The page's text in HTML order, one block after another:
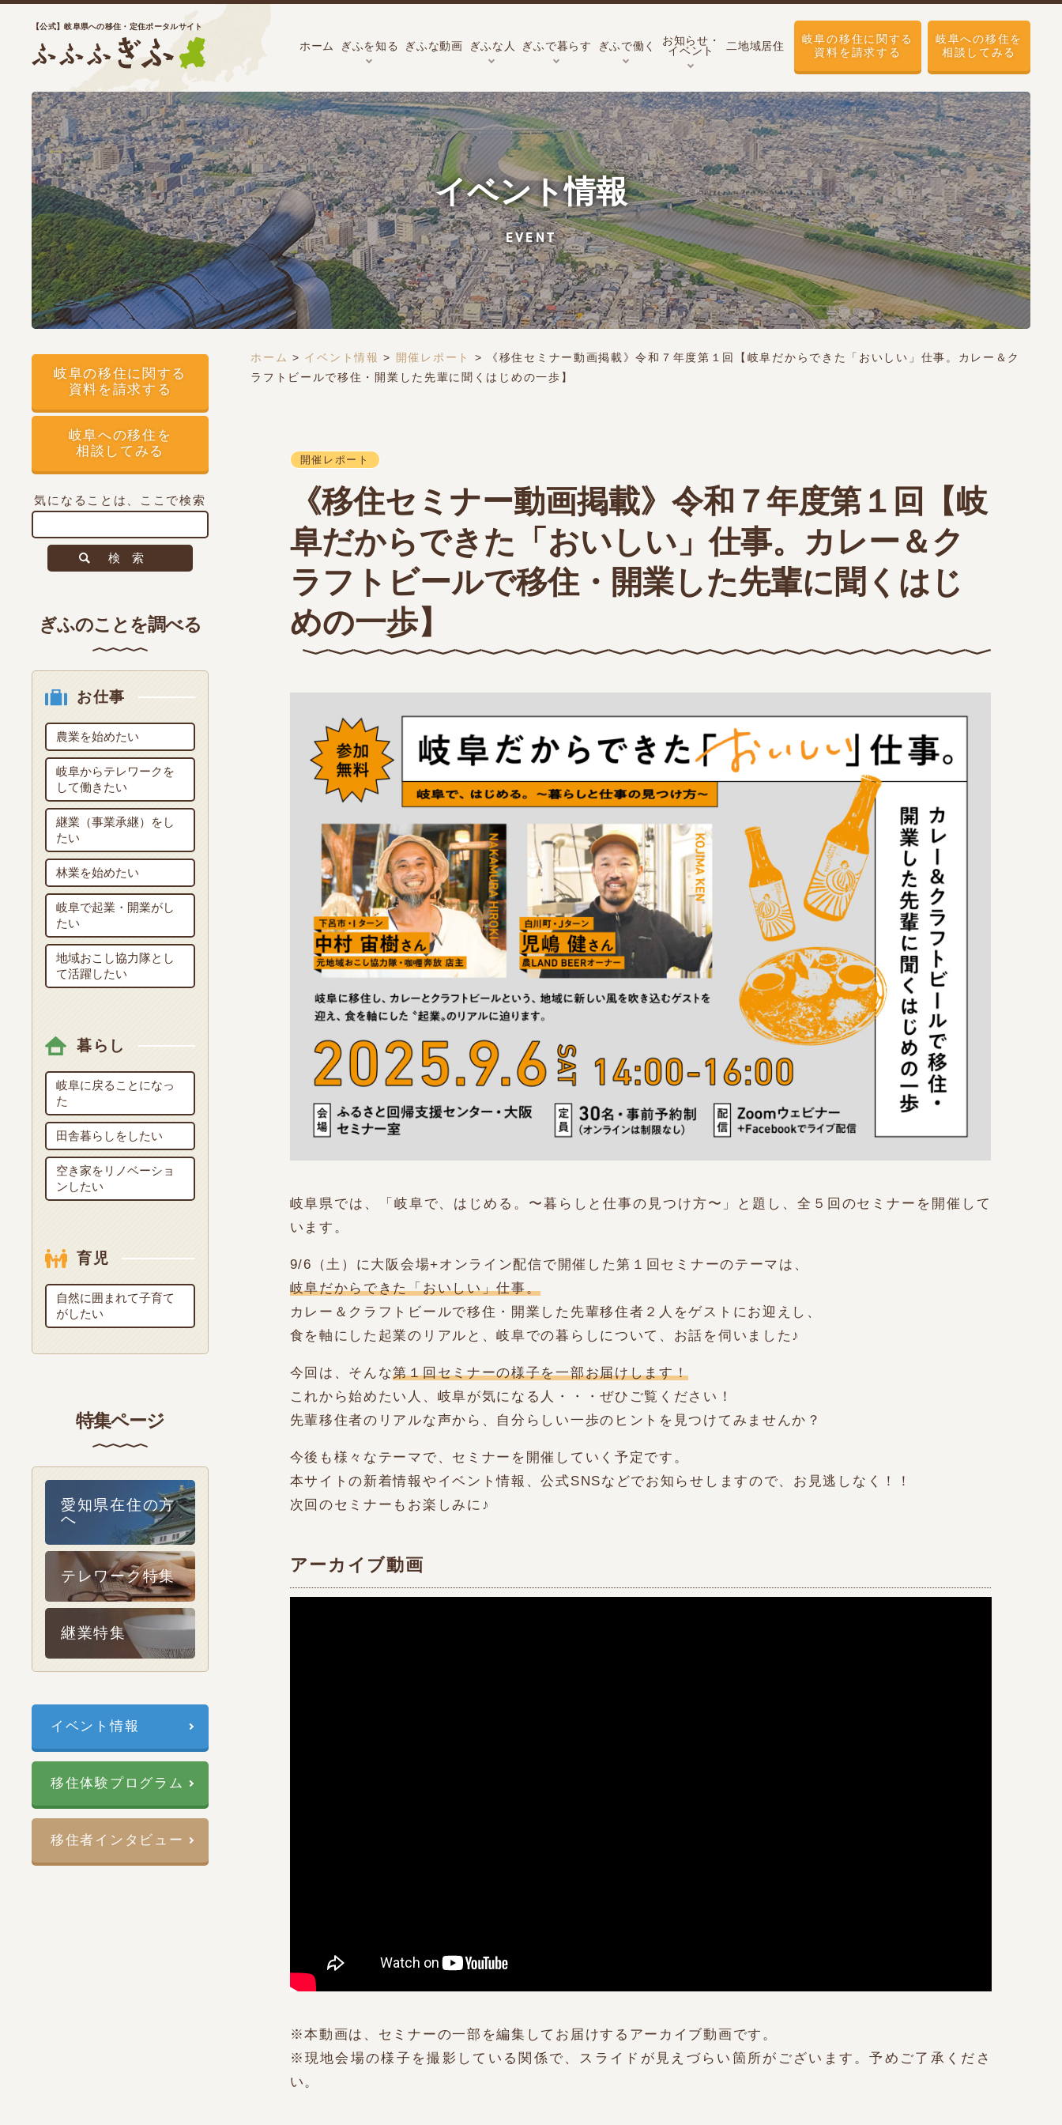
【公式】岐阜県への移住・定住ポータルサイト
ホーム ぎふを知る ぎふな動画 ぎふな人 ぎふで暮らす ぎふで働く
お知らせ・
イベント
二地域居住
岐阜の移住に関する
資料を請求する
岐阜への移住を
相談してみる
イベント情報
EVENT
岐阜の移住に関する
資料を請求する
岐阜への移住を
相談してみる
気になることは、ここで検索
検索
ぎふのことを調べる
お仕事
農業を始めたい
岐阜からテレワークを
して働きたい
継業（事業承継）をし
たい
林業を始めたい
岐阜で起業・開業がし
たい
地域おこし協力隊とし
て活躍したい
暮らし
岐阜に戻ることになっ
た
田舎暮らしをしたい
空き家をリノベーショ
ンしたい
育児
自然に囲まれて子育て
がしたい
特集ページ
愛知県在住の方
へ
テレワーク特集
継業特集
イベント情報
移住体験プログラム
移住者インタビュー
ホーム > イベント情報 > 開催レポート >
《移住セミナー動画掲載》令和７年度第１回【岐阜だからできた「おいしい」仕事。カレー＆ク
ラフトビールで移住・開業した先輩に聞くはじめの一歩】
開催レポート
《移住セミナー動画掲載》令和７年度第１回【岐
阜だからできた「おいしい」仕事。カレー＆ク
ラフトビールで移住・開業した先輩に聞くはじ
めの一歩】
岐阜県では、「岐阜で、はじめる。〜暮らしと仕事の見つけ方〜」と題し、全５回のセミナーを開催して
います。
9/6（土）に大阪会場+オンライン配信で開催した第１回セミナーのテーマは、
岐阜だからできた「おいしい」仕事。
カレー＆クラフトビールで移住・開業した先輩移住者２人をゲストにお迎えし、
食を軸にした起業のリアルと、岐阜での暮らしについて、お話を伺いました♪
今回は、そんな第１回セミナーの様子を一部お届けします！
これから始めたい人、岐阜が気になる人・・・ぜひご覧ください！
先輩移住者のリアルな声から、自分らしい一歩のヒントを見つけてみませんか？
今後も様々なテーマで、セミナーを開催していく予定です。
本サイトの新着情報やイベント情報、公式SNSなどでお知らせしますので、お見逃しなく！！
次回のセミナーもお楽しみに♪
アーカイブ動画
※本動画は、セミナーの一部を編集してお届けするアーカイブ動画です。
※現地会場の様子を撮影している関係で、スライドが見えづらい箇所がございます。予めご了承くださ
い。